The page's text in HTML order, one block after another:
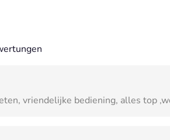
vriendelijke bediening, alles top